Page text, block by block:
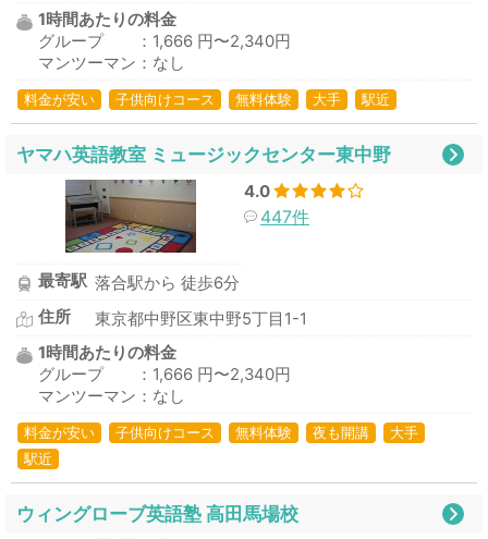
1時間あたりの料金
グループ ：1,666 円〜2,340円
マンツーマン：なし
料金が安い 子供向けコース 無料体験 大手 駅近
ヤマハ英語教室 ミュージックセンター東中野
4.0
447件
最寄駅 落合駅から 徒歩6分
住所
東京都中野区東中野5丁目1-1
1時間あたりの料金
グループ ：1,666 円〜2,340円
マンツーマン：なし
料金が安い 子供向けコース 無料体験 夜も開講
大手
駅近
ウィングローブ英語塾 高田馬場校